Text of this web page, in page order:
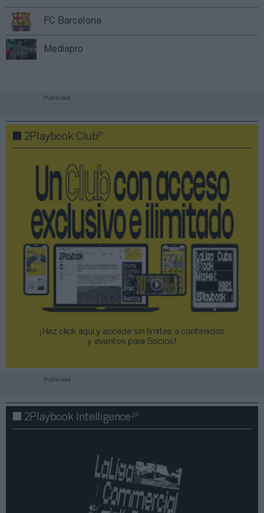
FC Barcelona
Mediapro
Publicidad
2Playbook Club2P
¡Haz click aquí y accede sin límites a contenidos
y eventos para Socios!​​​​​​​
Publicidad
2Playbook Intelligence2P